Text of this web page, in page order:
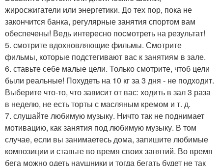
жиросжигатели или энергетики. До тех пор, пока не
закончится банка, регулярные занятия спортом вам
обеспечены! Ведь интересно посмотреть на результат!
5. смотрите вдохновляющие фильмы. Смотрите
фильмы, которые подстегивают вас к занятиям в зале.
6. ставьте себе малые цели. Только смотрите, чтоб цели
были реальные! Похудеть на 10 кг за 3 дня - не подходит.
Выберите что-то, что зависит от вас: ходить в зал 3 раза
в неделю, не есть торты с масляным кремом и т. д.
7. слушайте любимую музыку. Ничто так не поднимает
мотивацию, как занятия под любимую музыку. В том
случае, если вы занимаетесь дома, запишите любимые
композиции и ставьте во время своих занятий. Во время
бега можно одеть наушники и тогда бегать будет не так